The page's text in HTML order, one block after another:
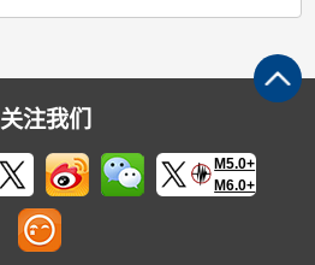
关注我们
M5.0+
M6.0+